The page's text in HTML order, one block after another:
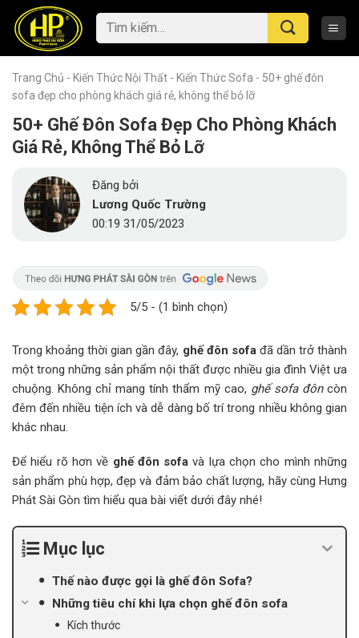
content
Tìm
kiếm:
Trang Chủ - Kiến Thức Nội Thất - Kiến Thức Sofa - 50+ ghế đôn
sofa đẹp cho phòng khách giá rẻ, không thể bỏ lỡ
50+ Ghế Đôn Sofa Đẹp Cho Phòng Khách
Giá Rẻ, Không Thể Bỏ Lỡ
Đăng bởi
Lương Quốc Trường
00:19 31/05/2023
5/5 - (1 bình chọn)
Trong khoảng thời gian gần đây, ghế đôn sofađã dần trở thành
một trong những sản phẩm nội thất được nhiều gia đình Việt ưa
chuộng. Không chỉ mang tính thẩm mỹ cao, ghế sofa đôncòn
đêm đến nhiều tiện ích và dễ dàng bố trí trong nhiều không gian
khác nhau.
Để hiểu rõ hơn về ghế đôn sofa và lựa chọn cho mình những
sản phẩm phù hợp, đẹp và đảm bảo chất lượng, hãy cùng Hưng
Phát Sài Gòn tìm hiểu qua bài viết dưới đây nhé!
Mục lục
Thế nào được gọi là ghế đôn Sofa?
Những tiêu chí khi lựa chọn ghế đôn sofa
Kích thước